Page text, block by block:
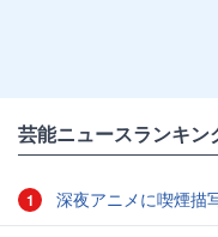
芸能ニュースランキン
1 深夜アニメに喫煙描